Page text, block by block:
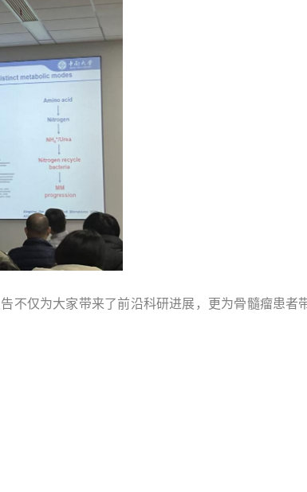
不仅为大家带来了前沿科研进展，更为骨髓瘤患者